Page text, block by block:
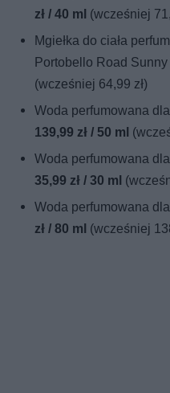
zł / 40 ml (wcześniej
Mgiełka do ciała
Portobello Road
(wcześniej 64,99 zł)
Woda perfumowana
139,99 zł / 50 ml
Woda perfumowana
35,99 zł / 30 ml
Woda perfumowana
zł / 80 ml (wcześniej